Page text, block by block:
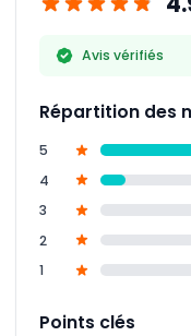
Avis vérifiés
Répartition des
5
4
3
2
1
Points clés